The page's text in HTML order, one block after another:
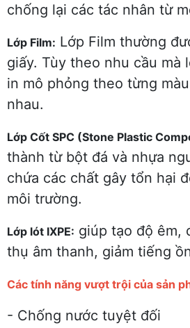
chống lại các tác nhân từ
Lớp Film: Lớp Film thường
giấy. Tùy theo nhu cầu mà
in mô phỏng theo từng
nhau.
Lớp Cốt SPC (Stone Plastic
thành từ bột đá và nhựa
chứa các chất gây tổn hại
môi trường.
Lớp lót IXPE: giúp tạo độ êm,
thụ âm thanh, giảm tiếng
Các tính năng vượt trội của sản
- Chống nước tuyệt đối